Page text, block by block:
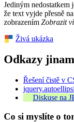
Jediným nedostatkem
že text vyjde přesně
zobrazením Zobrazit
Živá ukázka
Odkazy jinam
Řešení čistě v
Diskuse na
Co si myslíte o